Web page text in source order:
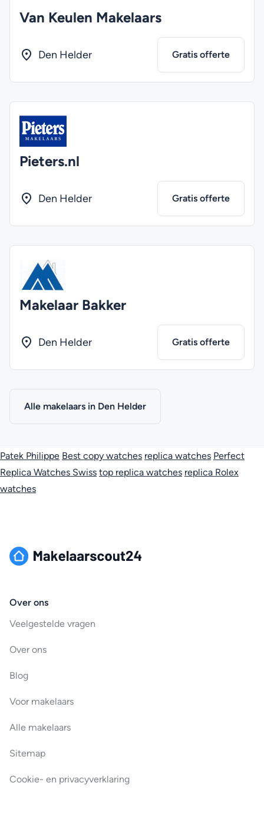
Van Keulen Makelaars
Den Helder Gratis offerte
Pieters.nl
Den Helder Gratis offerte
Makelaar Bakker
Den Helder Gratis offerte
Alle makelaars in Den Helder
Patek Philippe Best copy watches replica watches Perfect
Replica Watches Swiss top replica watches replica Rolex
watches
Over ons
Veelgestelde vragen
Over ons
Blog
Voor makelaars
Alle makelaars
Sitemap
Cookie- en privacyverklaring